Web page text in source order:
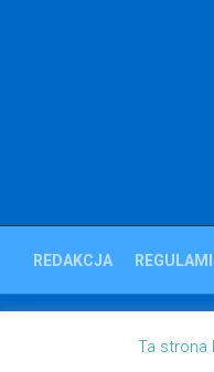
REDAKCJA
Ziemia Strzelecka © 2023
Ta strona